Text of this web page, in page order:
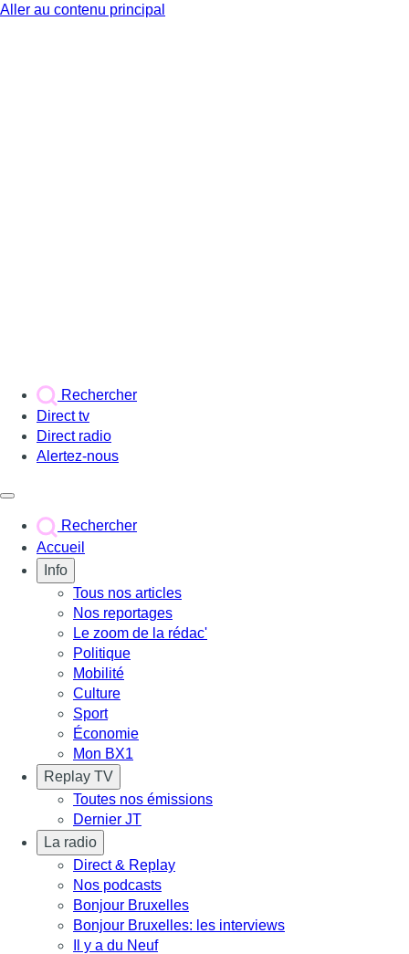
Aller au contenu principal
Rechercher
Direct tv
Direct radio
Alertez-nous
Rechercher
Accueil
Info
Tous nos articles
Nos reportages
Le zoom de la rédac'
Politique
Mobilité
Culture
Sport
Économie
Mon BX1
Replay TV
Toutes nos émissions
Dernier JT
La radio
Direct & Replay
Nos podcasts
Bonjour Bruxelles
Bonjour Bruxelles: les interviews
Il y a du Neuf